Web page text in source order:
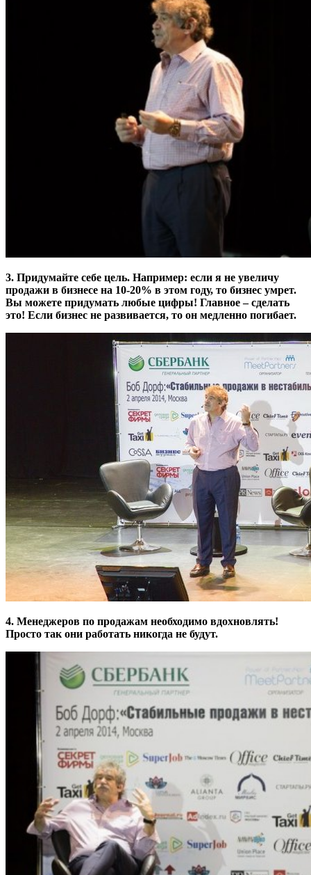
3. Придумайте себе цель. Например: если я не увеличу
продажи в бизнесе на 10-20% в этом году, то бизнес умрет.
Вы можете придумать любые цифры! Главное – сделать
это! Если бизнес не развивается, то он медленно погибает.
4. Менеджеров по продажам необходимо вдохновлять!
Просто так они работать никогда не будут.